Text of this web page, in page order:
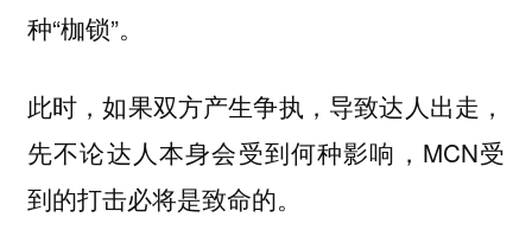
种“枷锁”。
此时，如果双方产生争执，导致达人出走，
先不论达人本身会受到何种影响，MCN受
到的打击必将是致命的。